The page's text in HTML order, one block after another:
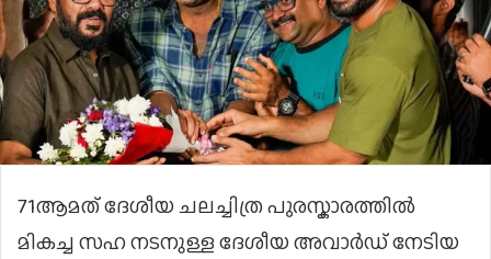
71ആമത് ദേശീയ ചലച്ചിത്ര പുരസ്കാരത്തിൽ
മികച്ച സഹ നടനുള്ള ദേശീയ അവാർഡ് നേടിയ